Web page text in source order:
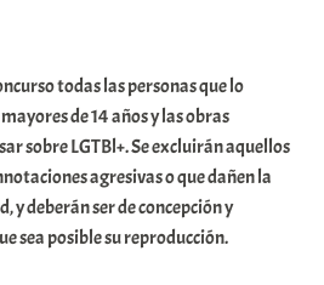
todas las personas que lo
de 14 años y las obras
sobre LGTBl+. Se excluirán aquellos
agresivas o que dañen la
y deberán ser de concepción y
sea posible su reproducción.